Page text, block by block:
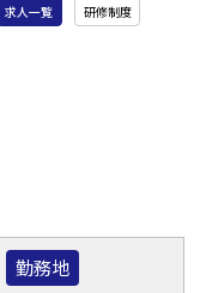
求人一覧 研修制度
勤務地